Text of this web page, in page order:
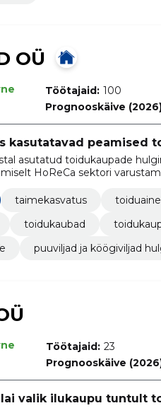
OÜ
Töötajaid: 100
Prognooskäive
kasutatavad peamised
asutatud toidukaupade
HoReCa sektori
taimekasvatus
toidukaubad
puuviljad ja köögiviljad
Töötajaid: 23
Prognooskäive
lai valik ilukaupu tuntult